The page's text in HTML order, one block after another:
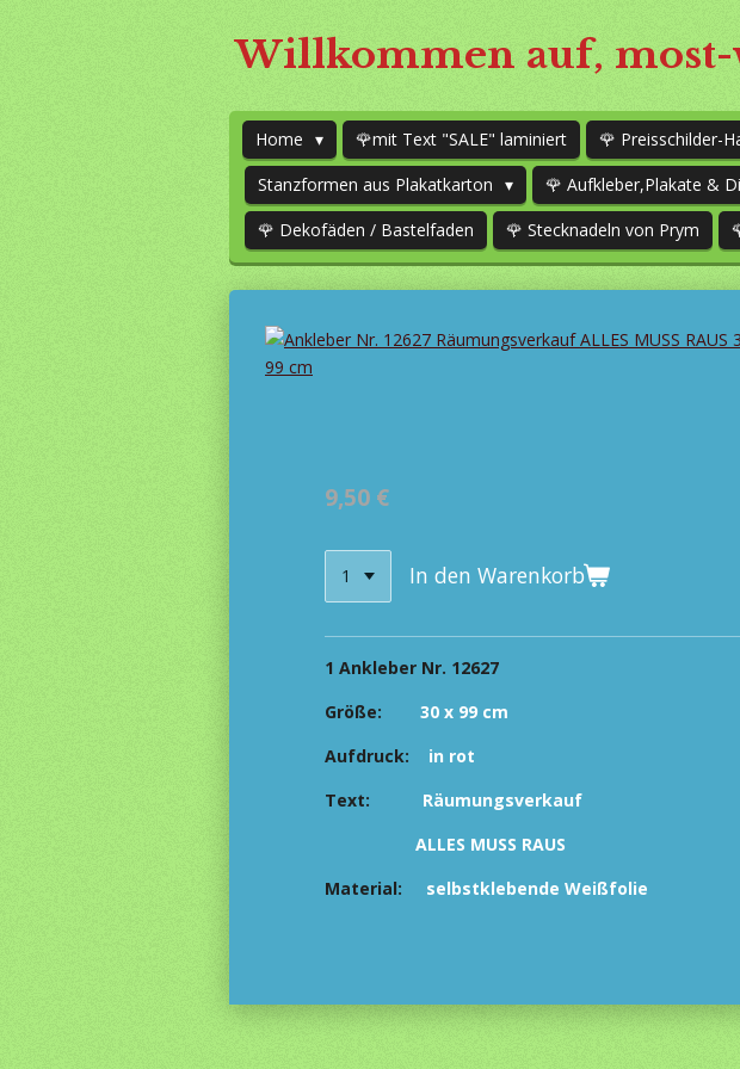
Willkommen auf, most-
Home 🌹mit Text "SALE" laminiert 🌹 Preisschilder-
Stanzformen aus Plakatkarton
🌹 Aufkleber,Plakate &
🌹 Dekofäden / Bastelfaden
🌹 Stecknadeln von Prym
9,50 €
In den Warenkorb
1 Ankleber Nr. 12627
Größe:
30 x 99 cm
Aufdruck:
in rot
Text:
Räumungsverkauf
ALLES MUSS RAUS
Material:
selbstklebende Weißfolie